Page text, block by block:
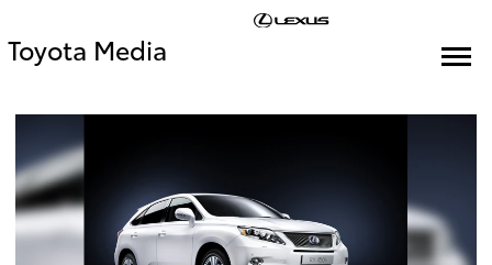
Toyota Media